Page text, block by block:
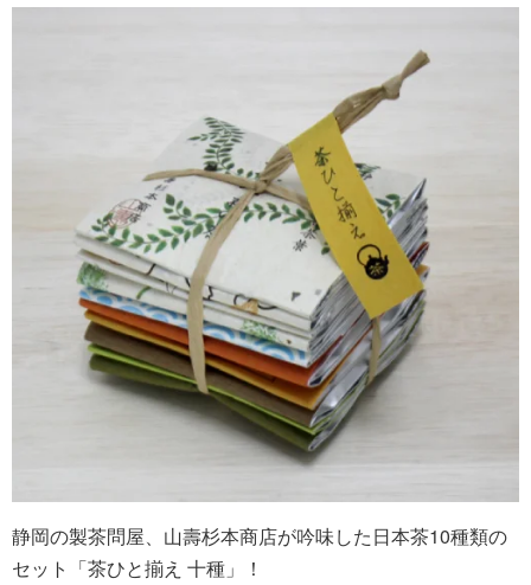
静岡の製茶問屋、山壽杉本商店が吟味した日本茶10種類の
セット「茶ひと揃え 十種」！